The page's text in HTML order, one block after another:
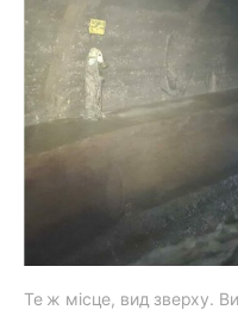
Те ж місце, вид зверху.